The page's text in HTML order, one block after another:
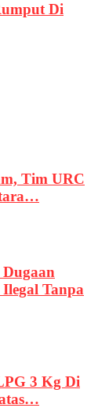
Di
Tim URC
Tanpa
3 Kg Di